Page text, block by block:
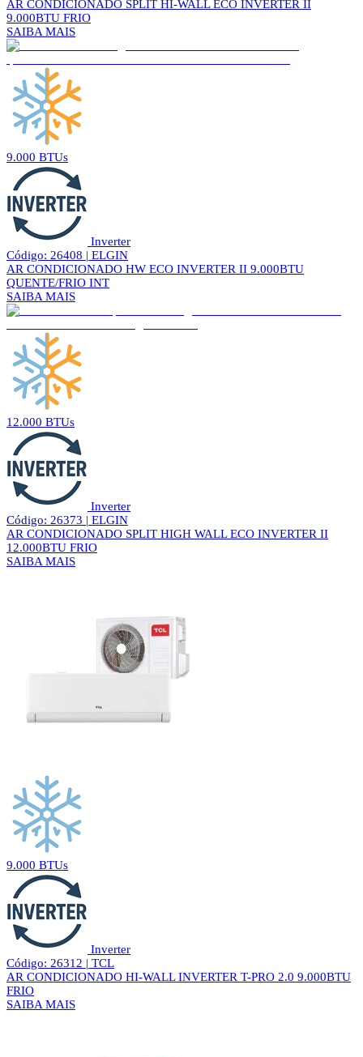
AR CONDICIONADO SPLIT HI-WALL ECO INVERTER II
9.000BTU FRIO
SAIBA MAIS
9.000 BTUs
Inverter
Código: 26408 | ELGIN
AR CONDICIONADO HW ECO INVERTER II 9.000BTU
QUENTE/FRIO INT
SAIBA MAIS
12.000 BTUs
Inverter
Código: 26373 | ELGIN
AR CONDICIONADO SPLIT HIGH WALL ECO INVERTER II
12.000BTU FRIO
SAIBA MAIS
9.000 BTUs
Inverter
Código: 26312 | TCL
AR CONDICIONADO HI-WALL INVERTER T-PRO 2.0 9.000BTU
FRIO
SAIBA MAIS